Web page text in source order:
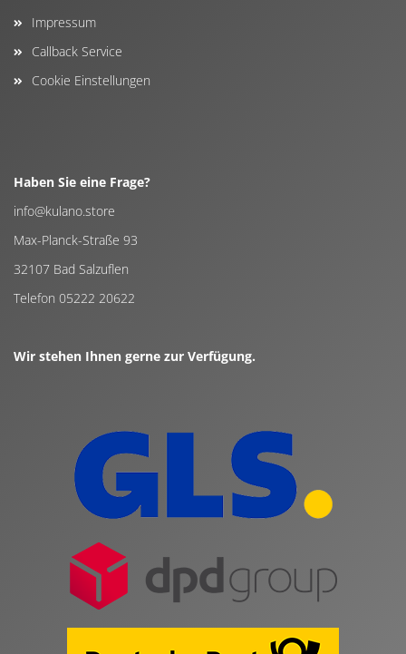
Impressum
Callback Service
Cookie Einstellungen
Haben Sie eine Frage?
info@kulano.store
Max-Planck-Straße 93
32107 Bad Salzuflen
Telefon 05222 20622
Wir stehen Ihnen gerne zur Verfügung.